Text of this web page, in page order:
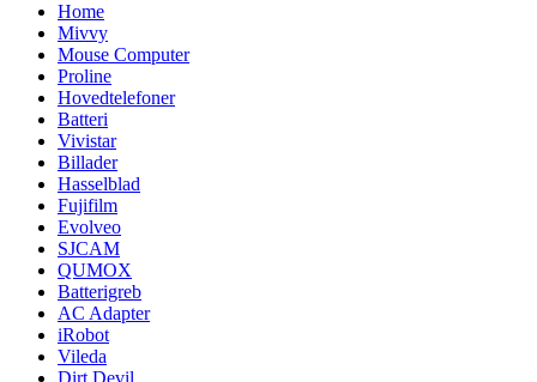
Home
Mivvy
Mouse Computer
Proline
Hovedtelefoner
Batteri
Vivistar
Billader
Hasselblad
Fujifilm
Evolveo
SJCAM
QUMOX
Batterigreb
AC Adapter
iRobot
Vileda
Dirt Devil